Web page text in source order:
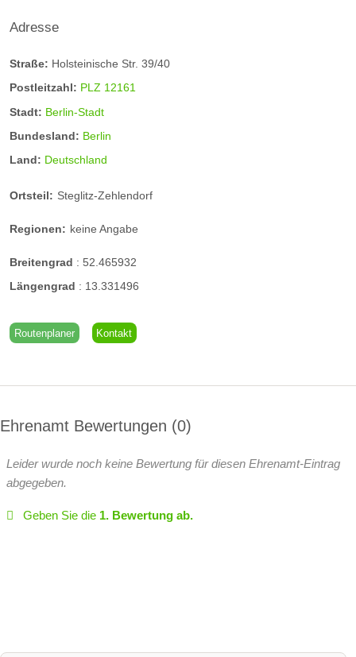
Adresse
Straße: Holsteinische Str. 39/40
Postleitzahl: PLZ 12161
Stadt: Berlin-Stadt
Bundesland: Berlin
Land: Deutschland
Ortsteil: Steglitz-Zehlendorf
Regionen: keine Angabe
Breitengrad : 52.465932
Längengrad : 13.331496
Routenplaner Kontakt
Ehrenamt Bewertungen 0
Leider wurde noch keine Bewertung für diesen Ehrenamt-Eintrag
abgegeben.
Geben Sie die 1. Bewertung ab.